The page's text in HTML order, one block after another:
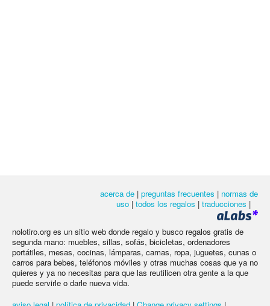
acerca de | preguntas frecuentes | normas de
uso | todos los regalos | traducciones |
nolotiro.org es un sitio web donde regalo y busco regalos gratis de
segunda mano: muebles, sillas, sofás, bicicletas, ordenadores
portátiles, mesas, cocinas, lámparas, camas, ropa, juguetes, cunas o
carros para bebes, teléfonos móviles y otras muchas cosas que ya no
quieres y ya no necesitas para que las reutilicen otra gente a la que
puede servirle o darle nueva vida.